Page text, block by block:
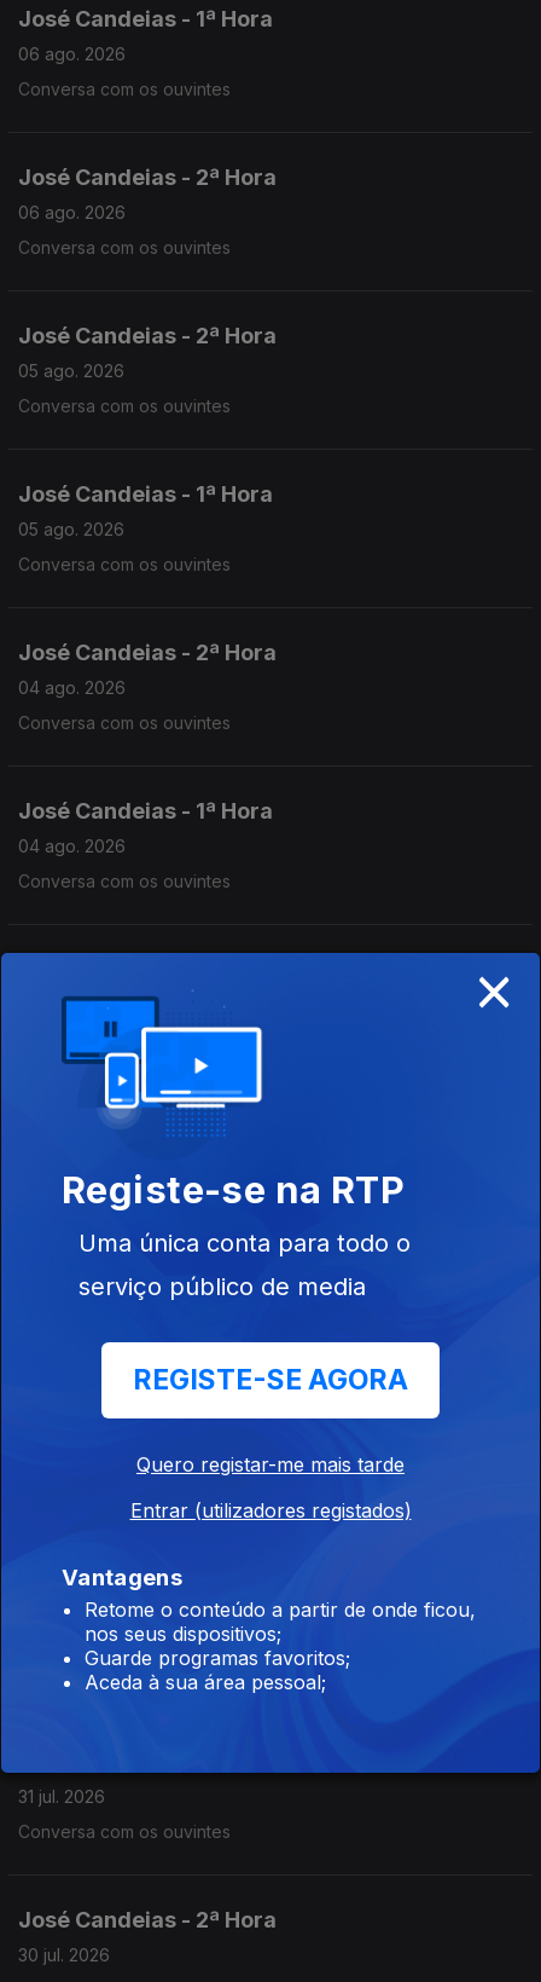
José Candeias - 1ª Hora
06 ago. 2026
Conversa com os ouvintes
José Candeias - 2ª Hora
06 ago. 2026
Conversa com os ouvintes
José Candeias - 2ª Hora
05 ago. 2026
Conversa com os ouvintes
José Candeias - 1ª Hora
05 ago. 2026
Conversa com os ouvintes
José Candeias - 2ª Hora
04 ago. 2026
Conversa com os ouvintes
José Candeias - 1ª Hora
04 ago. 2026
Conversa com os ouvintes
03 ago. 2026
Conversa com os ouvintes
José Candeias - 1ª Hora
Conversa com os ouvintes
José Candeias - Compacto - 2ª Hora
Conversa com os ouvintes
José Candeias - 1ª Hora
31 jul. 2026
Conversa com os ouvintes
31 jul. 2026
Conversa com os ouvintes
José Candeias - 2ª Hora
30 jul. 2026
×
Registe-se na RTP
Uma única conta para todo o
serviço público de media
REGISTE-SE AGORA
Quero registar-me mais tarde
Entrar (utilizadores registados)
Vantagens
Retome o conteúdo a partir de onde ficou,
nos seus dispositivos;
Guarde programas favoritos;
Aceda à sua área pessoal;